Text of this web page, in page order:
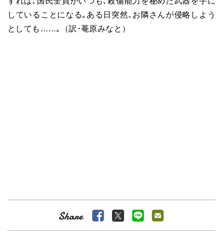
していることになる｡ある日突然､お隣さんが侵略しよう
としても ……｡（訳･菴原みなと）